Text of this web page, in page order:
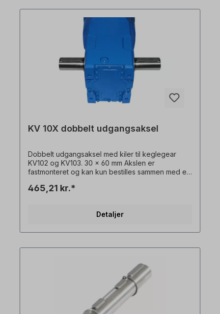
KV 10X dobbelt udgangsaksel
Dobbelt udgangsaksel med kiler til keglegear
KV102 og KV103. 30 x 60 mm Akslen er
fastmonteret og kan kun bestilles sammen med en
eksempler! Der tages forbehold for tekniske
465,21 kr.*
Detaljer